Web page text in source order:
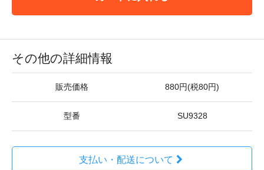
その他の詳細情報
販売価格 880円(税80円)
型番 SU9328
支払い・配送について